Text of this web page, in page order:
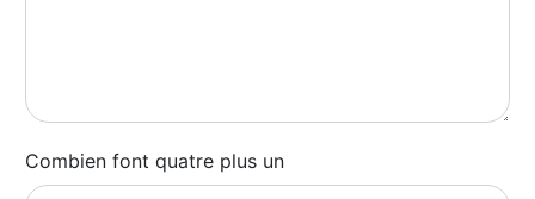
Combien font quatre plus un